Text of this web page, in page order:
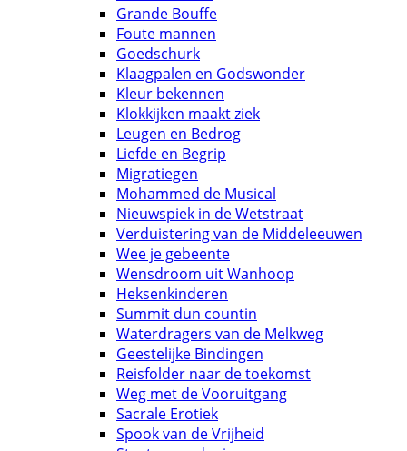
Grande Bouffe
Foute mannen
Goedschurk
Klaagpalen en Godswonder
Kleur bekennen
Klokkijken maakt ziek
Leugen en Bedrog
Liefde en Begrip
Migratiegen
Mohammed de Musical
Nieuwspiek in de Wetstraat
Verduistering van de Middeleeuwen
Wee je gebeente
Wensdroom uit Wanhoop
Heksenkinderen
Summit dun countin
Waterdragers van de Melkweg
Geestelijke Bindingen
Reisfolder naar de toekomst
Weg met de Vooruitgang
Sacrale Erotiek
Spook van de Vrijheid